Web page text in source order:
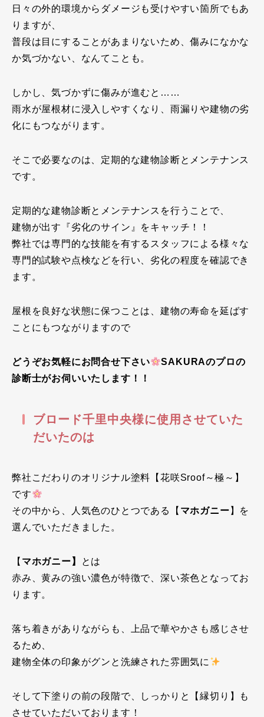
日々の外的環境からダメージも受けやすい箇所でもあ
りますが、
普段は目にすることがあまりないため、傷みになかな
か気づかない、なんてことも。
しかし、気づかずに傷みが進むと……
雨水が屋根材に浸入しやすくなり、雨漏りや建物の劣
化にもつながります。
そこで必要なのは、定期的な建物診断とメンテナンス
です。
定期的な建物診断とメンテナンスを行うことで、
建物が出す『劣化のサイン』をキャッチ！！
弊社では専門的な技能を有するスタッフによる様々な
専門的試験や点検などを行い、劣化の程度を確認でき
ます。
屋根を良好な状態に保つことは、建物の寿命を延ばす
ことにもつながりますので
どうぞお気軽にお問合せ下さい
SAKURAのプロの
診断士がお伺いいたします！！
ブロード千里中央様に使用させていた
だいたのは
弊社こ だわりのオリジナル塗料【花咲Sroof～極～】
です
その中から、人気色のひとつである【 マホガニー 】を
選んでいただきました。
【 マホガニー】
とは
赤み、黄みの強い濃色が特徴で、深い茶色となってお
ります。
落ち着きがありながらも、上品で華やかさも感じさせ
るため、
建物全体の印象がグンと洗練された雰囲気に
そして下塗りの前の段階で、しっかりと【縁切り】も
させていただいております！